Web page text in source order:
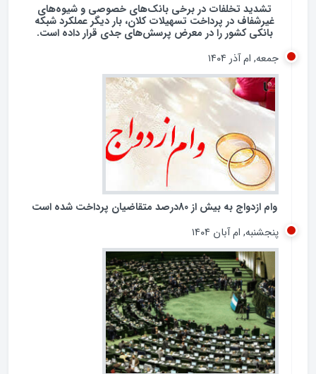
تشدید تخلفات در برخی بانک‌های خصوصی و شیوه‌های
غیرشفاف در پرداخت تسهیلات کلان، بار دیگر عملکرد شبکه
بانکی کشور را در معرض پرسش‌های جدی قرار داده است.
جمعه, ام آذر ۱۴۰۴
وام ازدواج به بیش از 80درصد متقاضیان پرداخت شده است
پنجشنبه, ام آبان ۱۴۰۴